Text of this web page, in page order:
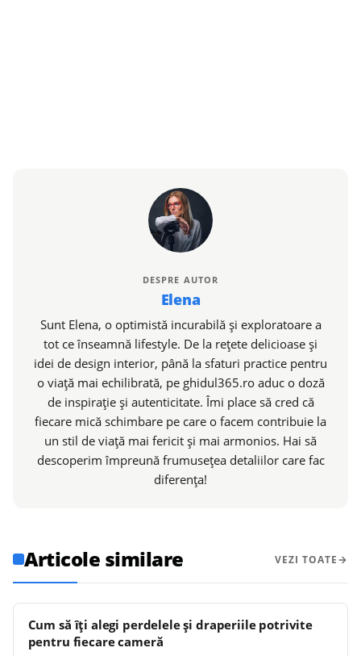
DESPRE AUTOR
Elena
Sunt Elena, o optimistă incurabilă și exploratoare a
tot ce înseamnă lifestyle. De la rețete delicioase și
idei de design interior, până la sfaturi practice pentru
o viață mai echilibrată, pe ghidul365.ro aduc o doză
de inspirație și autenticitate. Îmi place să cred că
fiecare mică schimbare pe care o facem contribuie la
un stil de viață mai fericit și mai armonios. Hai să
descoperim împreună frumusețea detaliilor care fac
diferența!
Articole similare VEZI TOATE
Cum să îți alegi perdelele și draperiile potrivite
pentru fiecare cameră